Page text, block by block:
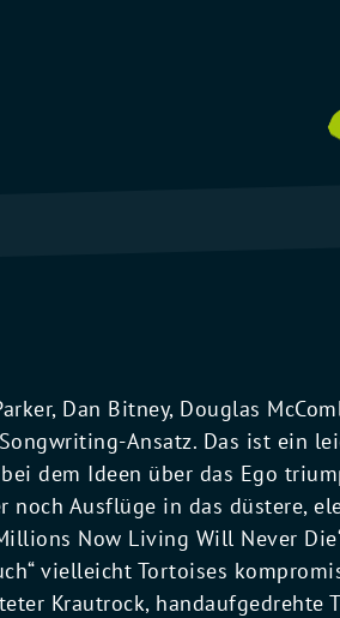
Dan Bitney, Douglas
Ansatz. Das ist ein
dem Ideen über das Ego
Ausflüge in das düstere,
Now Living Will Never
vielleicht Tortoises
Krautrock, handaufgedrehte